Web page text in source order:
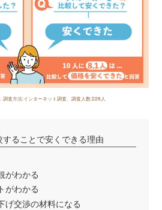
調査方法:インターネット調査、調査人数:228人
することで安くできる理由
がわかる
がわかる
げ交渉の材料になる